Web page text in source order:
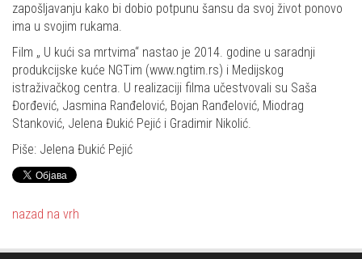
zapošljavanju kako bi dobio potpunu šansu da svoj život ponovo
ima u svojim rukama.
Film „ U kući sa mrtvima“ nastao je 2014. godine u saradnji
produkcijske kuće NGTim (www.ngtim.rs) i Medijskog
istraživačkog centra. U realizaciji filma učestvovali su Saša
Đorđević, Jasmina Ranđelović, Bojan Ranđelović, Miodrag
Stanković, Jelena Đukić Pejić i Gradimir Nikolić.
Piše: Jelena Đukić Pejić
nazad na vrh